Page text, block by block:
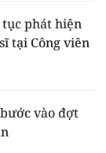
phát hiện
tại Công viên
vào đợt